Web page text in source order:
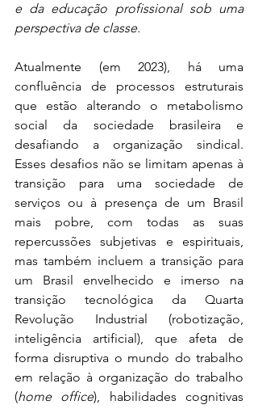
e da educação profissional sob uma
perspectiva de classe.
Atualmente (em 2023), há uma
confluência de processos estruturais
que estão alterando o metabolismo
social da sociedade brasileira e
desafiando a organização sindical.
Esses desafios não se limitam apenas à
transição para uma sociedade de
serviços ou à presença de um Brasil
mais pobre, com todas as suas
repercussões subjetivas e espirituais,
mas também incluem a transição para
um Brasil envelhecido e imerso na
transição tecnológica da Quarta
Revolução Industrial (robotização,
inteligência artificial), que afeta de
forma disruptiva o mundo do trabalho
em relação à organização do trabalho
(home office), habilidades cognitivas